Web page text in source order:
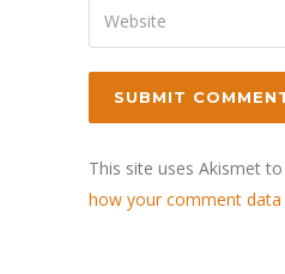
This site uses Akismet
how your comment data